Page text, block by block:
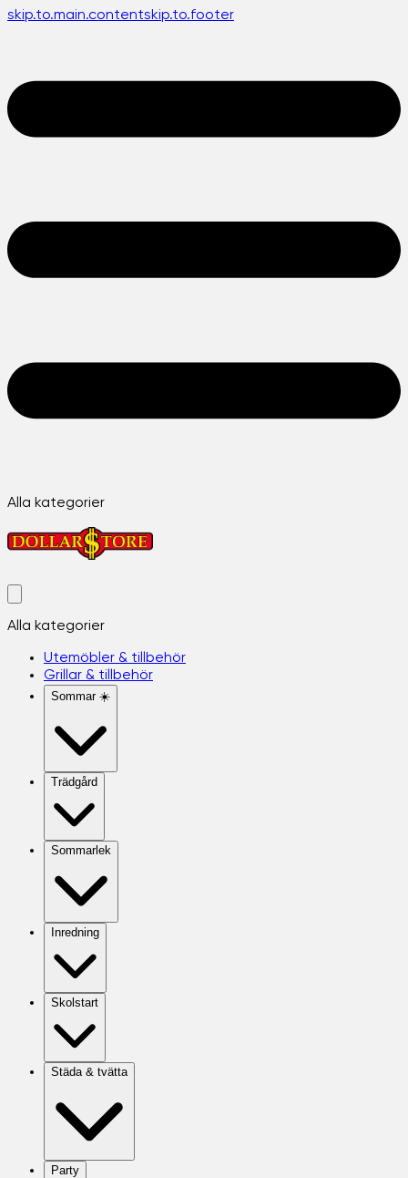
skip.to.main.contentskip.to.footer
Alla kategorier
Alla kategorier
Utemöbler & tillbehör
Grillar & tillbehör
Sommar ☀️
Trädgård
Sommarlek
Inredning
Skolstart
Städa & tvätta
Party